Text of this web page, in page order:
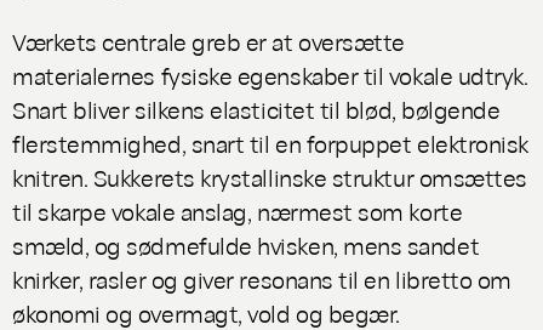
Værkets centrale greb er at oversætte
materialernes fysiske egenskaber til vokale udtryk.
Snart bliver silkens elasticitet til blød, bølgende
flerstemmighed, snart til en forpuppet elektronisk
knitren. Sukkerets krystallinske struktur omsættes
til skarpe vokale anslag, nærmest som korte
smæld, og sødmefulde hvisken, mens sandet
knirker, rasler og giver resonans til en libretto om
økonomi og overmagt, vold og begær.